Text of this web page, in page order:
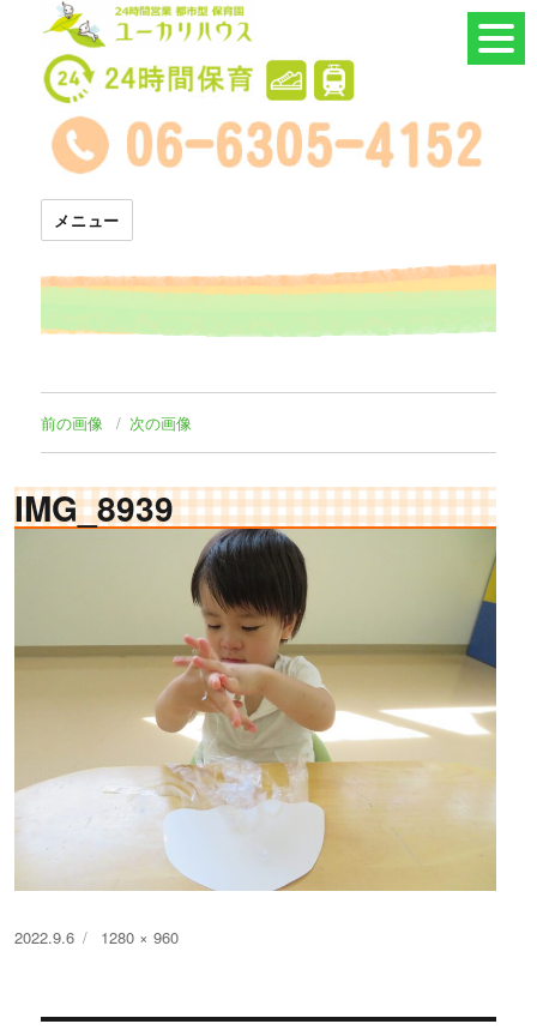
24時間託児所 ユーカリハウス
メニュー
前の画像 次の画像
IMG_8939
投
2022.9.6
フ
1280 × 960